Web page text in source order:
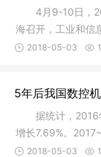
4月9-10日，
海召开，工业和信
介绍了机床行业发
待进一步破解，高
一步要以供给侧
2018-05-03
5年后我国数控
据统计，2016
增长7.69%。
游市场的逐渐复苏
2018-05-03